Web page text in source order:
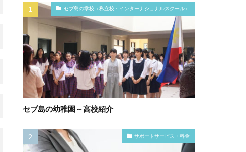
セブ島の学校（私立校・インターナショナルスクール）
セブ島の幼稚園～高校紹介
サポートサービス・料金